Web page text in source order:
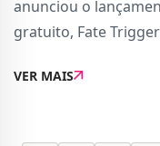
anunciou o
gratuito, Fate
jogo de tiros tático
VER MAIS